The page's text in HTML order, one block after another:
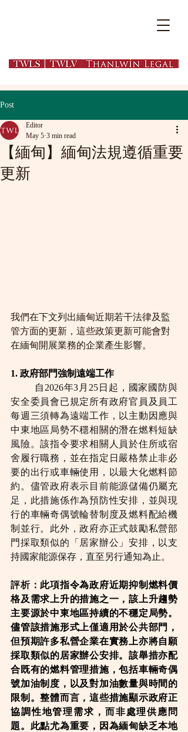
Post
【緬甸】緬甸法規遵循重要
更新
Editor
May 5 3 min read
我們在下文列出緬甸近期若干法律及監
管方面的更新，這些政策更新可能會對
在緬甸開展業務的企業產生影響。
1. 政府部門強制遠端工作
安全委員會已規定所有政府官員及員工
每週三須轉為遠端工作，以主動因應與
中東地區局勢不穩相關的潛在燃料短缺
風險。該指令要求相關人員於住所或宿
舍履行職務，並在指定日嚴格禁止非必
要的出行或車輛使用，以最大化燃料節
約。儘管政府表示目前能源儲備仍屬充
足，此措施係作為預防性安排，並與現
行的車輛奇偶號輪替制度及燃料配給機
制並行。此外，政府亦正式鼓勵私營部
門採取類似的「居家辦公」安排，以支
持國家能源保存，直至另行通知為止。
評析： 此項指令為政府近期抑制燃料價
格及需求上升的措施之一，該上升趨勢
主要源於中東地區持續的不穩定局勢。
儘管該措施形式上僅適用於公共部門，
但預期許多私營企業在實務上亦將自願
採取類似的居家辦公安排。該舉措亦配
合既有的燃料管理措施，包括車輛奇偶
號加油制度，以及對加油數量與時間的
限制。整體而言，這些措施顯示政府正
協調性地管理需求，而非處理供應問
題。此點尤為重要，因為緬甸缺乏本地